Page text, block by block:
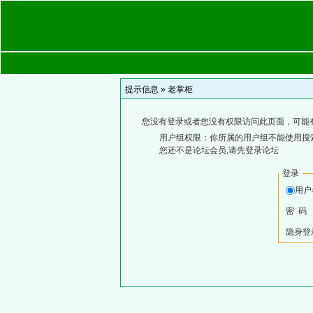
提示信息 » 老掌柜
您没有登录或者您没有权限访问此页面，可能
用户组权限：你所属的用户组不能使用搜
您还不是论坛会员,请先登录论坛
登录
用
密 码
隐身登